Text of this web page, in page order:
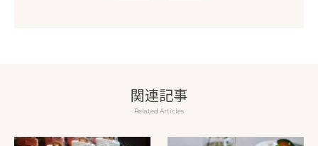
関連記事
Related Articles